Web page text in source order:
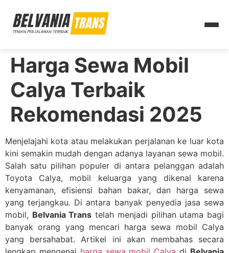
Harga Sewa Mobil
Calya Terbaik
Rekomendasi 2025
Menjelajahi kota atau melakukan perjalanan ke luar kota
kini semakin mudah dengan adanya layanan sewa mobil.
Salah satu pilihan populer di antara pelanggan adalah
Toyota Calya, mobil keluarga yang dikenal karena
kenyamanan, efisiensi bahan bakar, dan harga sewa
yang terjangkau. Di antara banyak penyedia jasa sewa
mobil, Belvania Trans telah menjadi pilihan utama bagi
banyak orang yang mencari harga sewa mobil Calya
yang bersahabat. Artikel ini akan membahas secara